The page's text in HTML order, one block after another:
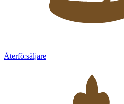
Återförsäljare